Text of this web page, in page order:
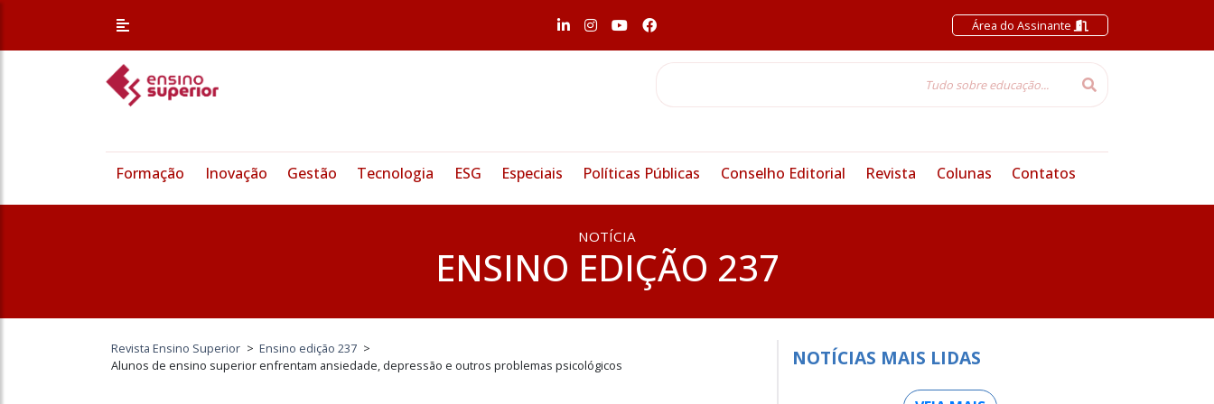
Área do Assinante
Formação Inovação Gestão Tecnologia ESG Especiais Políticas Públicas Conselho Editorial Revista Colunas Contatos
NOTÍCIA
ENSINO EDIÇÃO 237
Revista Ensino Superior > Ensino edição 237 >
Alunos de ensino superior enfrentam ansiedade, depressão e outros problemas psicológicos
NOTÍCIAS MAIS LIDAS